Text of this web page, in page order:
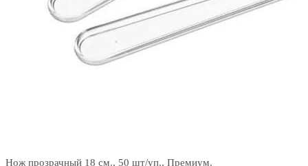
Нож прозрачный 18 см., 50 шт/уп., Премиум.